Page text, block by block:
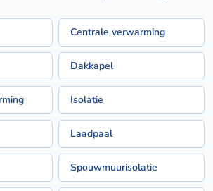
Centrale verwarming
Dakkapel
Isolatie
Laadpaal
Spouwmuurisolatie